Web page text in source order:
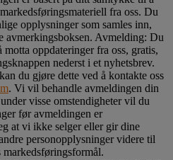
fra oss. Du
opplysninger som samles inn,
avmerkingsboksen. Avmelding: Du
motta oppdateringer fra oss, gratis,
nederst i et nyhetsbrev.
du gjøre dette ved å kontakte oss
. Vi vil behandle avmeldingen din
visse omstendigheter vil du
før avmeldingen er
at vi ikke selger eller gir dine
personopplysninger videre til
markedsføringsformål.